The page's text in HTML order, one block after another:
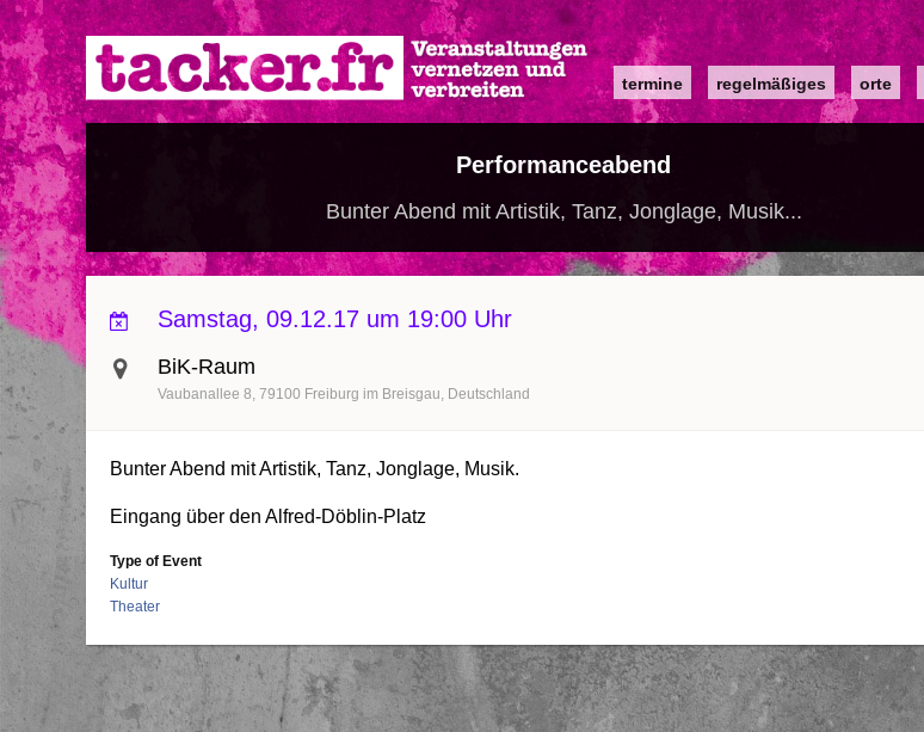
Direkt
zum
Inhalt
Main
navigation
termine regelmäßiges orte
Performanceabend
Bunter Abend mit Artistik, Tanz, Jonglage, Musik...
Samstag, 09.12.17 um 19:00 Uhr
BiK-Raum
Vaubanallee 8 79100 Freiburg im Breisgau Deutschland
Bunter Abend mit Artistik, Tanz, Jonglage, Musik.
Eingang über den Alfred-Döblin-Platz
Type of Event
Kultur
Theater